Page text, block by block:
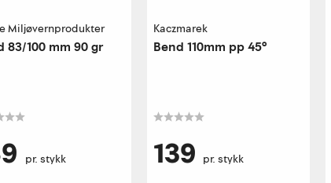
Miljøvernprodukter
83/100 mm 90 gr
pr. stykk
Kaczmarek
Bend 110mm pp 45°
139 pr. stykk